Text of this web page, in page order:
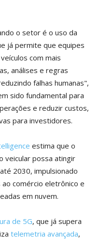
o setor é o uso da
já permite que equipes
com mais
análises e regras
falhas humanas",
sido fundamental para
e reduzir custos,
para investidores.
estima que o
veicular possa atingir
2030, impulsionado
comércio eletrônico e
em nuvem.
de 5G, que já supera
telemetria avançada,